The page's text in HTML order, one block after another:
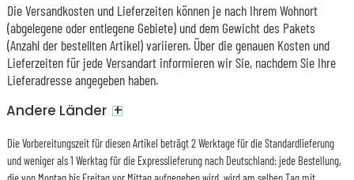
Die Versandkosten und Lieferzeiten können je nach Ihrem Wohnort
(abgelegene oder entlegene Gebiete) und dem Gewicht des Pakets
(Anzahl der bestellten Artikel) variieren. Über die genauen Kosten und
Lieferzeiten für jede Versandart informieren wir Sie, nachdem Sie Ihre
Lieferadresse angegeben haben.
Andere Länder +
Die Vorbereitungszeit für diesen Artikel beträgt 2 Werktage für die Standardlieferung
und weniger als 1 Werktag für die Expresslieferung nach Deutschland: jede Bestellung,